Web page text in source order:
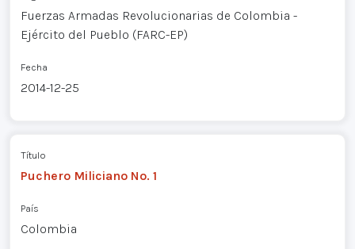
Fuerzas Armadas Revolucionarias de Colombia -
Ejército del Pueblo (FARC-EP)
Fecha
2014-12-25
Título
Puchero Miliciano No. 1
País
Colombia